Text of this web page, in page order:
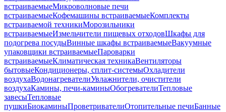
встраиваемыеМикроволновые печи
встраиваемыеКофемашины встраиваемыеКомплекты
встраиваемой техникиМорозильники
встраиваемыеИзмельчители пищевых отходовШкафы для
подогрева посудыВинные шкафы встраиваемыеВакуумные
упаковщики встраиваемыеПароварки
встраиваемыеКлиматическая техникаВентиляторы
бытовыеКондиционеры, сплит-системыОхладители
воздухаВодонагревателиУвлажнители, очистители
воздухаКамины, печи-каминыОбогревателиТепловые
завесыТепловые
пушкиБиокаминыПроветривателиОтопительные печиБанные